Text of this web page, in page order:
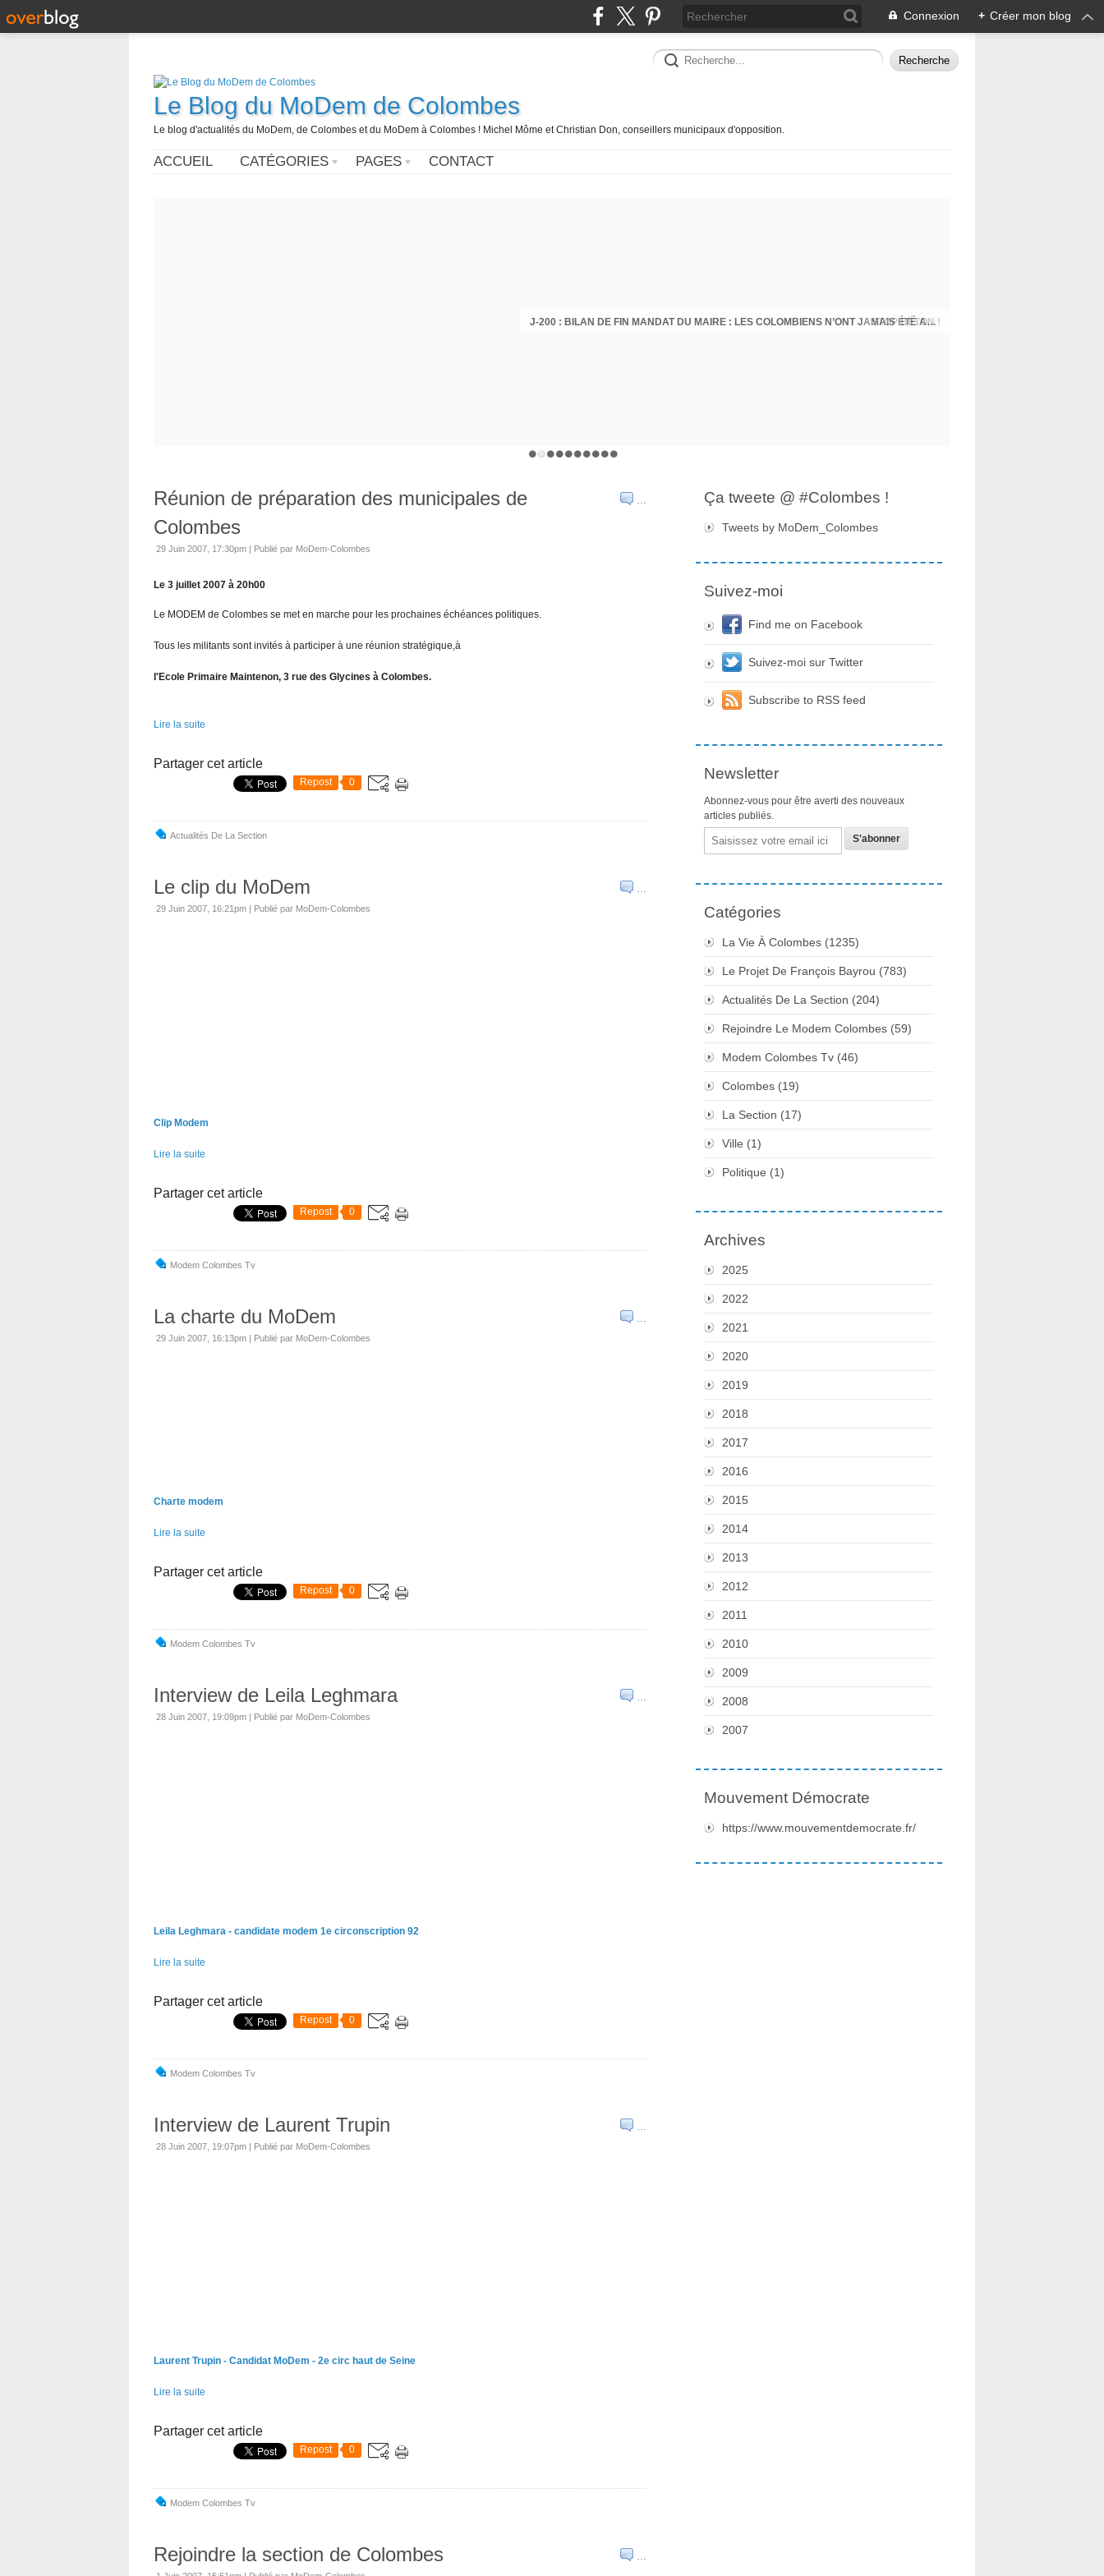
Connexion + Créer mon blog
Le Blog du MoDem de Colombes
Le blog d'actualités du MoDem, de Colombes et du MoDem à Colombes ! Michel Môme et Christian Don, conseillers municipaux d'opposition.
ACCUEIL CATÉGORIES PAGES CONTACT
STOP BÉTON !
…
Réunion de préparation des municipales de
Colombes
29 Juin 2007, 17:30pm | Publié par MoDem-Colombes
Le 3 juillet 2007 à 20h00
Le MODEM de Colombes se met en marche pour les prochaines échéances politiques.
Tous les militants sont invités à participer à une réunion stratégique,à
l'Ecole Primaire Maintenon, 3 rue des Glycines à Colombes.
Lire la suite
Partager cet article
Repost 0
Actualités De La Section
…
Le clip du MoDem
29 Juin 2007, 16:21pm | Publié par MoDem-Colombes
Clip Modem
Lire la suite
Partager cet article
Repost 0
Modem Colombes Tv
…
La charte du MoDem
29 Juin 2007, 16:13pm | Publié par MoDem-Colombes
Charte modem
Lire la suite
Partager cet article
Repost 0
Modem Colombes Tv
…
Interview de Leila Leghmara
28 Juin 2007, 19:09pm | Publié par MoDem-Colombes
Leila Leghmara - candidate modem 1e circonscription 92
Lire la suite
Partager cet article
Repost 0
Modem Colombes Tv
…
Interview de Laurent Trupin
28 Juin 2007, 19:07pm | Publié par MoDem-Colombes
Laurent Trupin - Candidat MoDem - 2e circ haut de Seine
Lire la suite
Partager cet article
Repost 0
Modem Colombes Tv
…
Rejoindre la section de Colombes
Ça tweete @ #Colombes !
Tweets by MoDem_Colombes
Suivez-moi
Find me on Facebook
Suivez-moi sur Twitter
Subscribe to RSS feed
Newsletter
Abonnez-vous pour être averti des nouveaux
articles publiés.
Email
Catégories
La Vie À Colombes (1235)
Le Projet De François Bayrou (783)
Actualités De La Section (204)
Rejoindre Le Modem Colombes (59)
Modem Colombes Tv (46)
Colombes (19)
La Section (17)
Ville (1)
Politique (1)
Archives
2025
2022
2021
2020
2019
2018
2017
2016
2015
2014
2013
2012
2011
2010
2009
2008
2007
Mouvement Démocrate
https://www.mouvementdemocrate.fr/